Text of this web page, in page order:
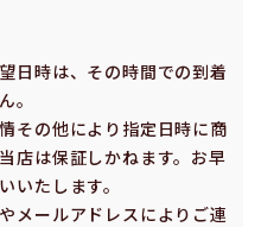
⽇時は、その時間での到着
。
その他により指定⽇時に商
店は保証しかねます。お早
いたします。
メールアドレスによりご連